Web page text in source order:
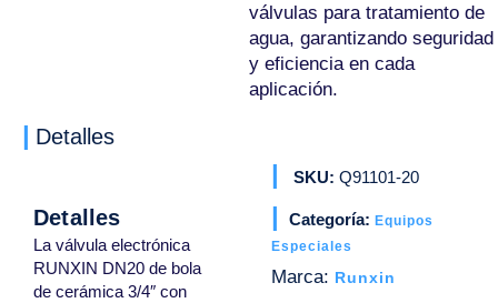
válvulas para tratamiento de
agua, garantizando seguridad
y eficiencia en cada
aplicación.
Detalles
Detalles
La válvula electrónica
RUNXIN DN20 de bola
de cerámica 3/4″ con
SKU: Q91101-20
Categoría: Equipos
Especiales
Marca: Runxin